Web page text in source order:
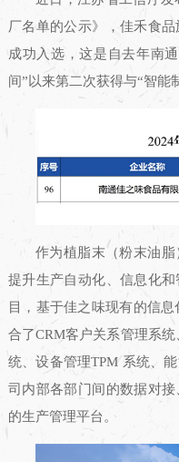
厂名单的公示》，佳禾食
成功入选，这是自去年南
间”以来第二次获得与“智能
作为植脂末（粉末油
提升生产自动化、信息化
目，基于佳之味现有的信
合了CRM客户关系管理系
统、设备管理TPM 系统、
司内部各部门间的数据对
的生产管理平台。